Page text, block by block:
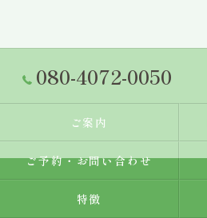
080-4072-0050
ご案内
ご予約・お問い合わせ
特徴